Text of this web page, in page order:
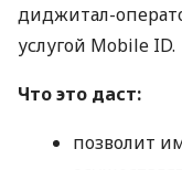
диджитал-
услугой Mobile ID.
Что это даст:
позволит